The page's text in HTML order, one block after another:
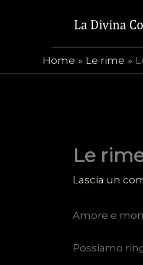
Home Le rime
Le
Lascia un
Amore e
Possiamo